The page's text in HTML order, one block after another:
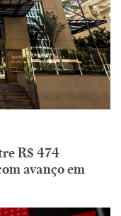
R$ 474
avanço em